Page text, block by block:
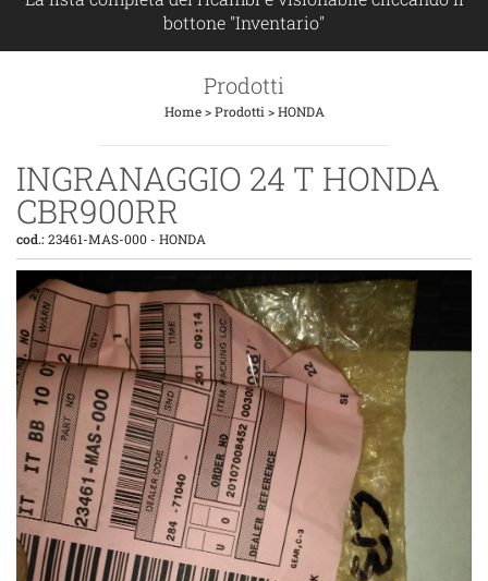
bottone "Inventario"
Prodotti
Home>Prodotti >HONDA
INGRANAGGIO 24 T HONDA
CBR900RR
cod.:23461-MAS-000 - HONDA